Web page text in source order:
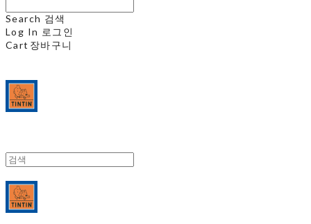
Search 검색
Log In 로그인
Cart 장바구니